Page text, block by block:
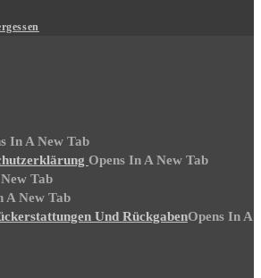
In A New Tab
Opens In A New Tab
Tab
A New Tab
Und RückgabenOpens In A